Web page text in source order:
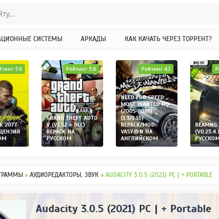
СИСТЕМЫ АРКАДЫ КАК КАЧАТЬ ЧЕРЕЗ ТОРРЕНТ?
2077
3.6
GRAND THEFT AUTO
V (V1.52 + DLC)
REPACK НА
РУССКОМ
Рейтинг 3.8
NEED FOR SPEED:
MOST WANTED HQ
(2005-2020)
(1.3/1.16)
REPACK/MOD
VASY@N НА
АНГЛИЙСКОМ
Рейтинг 4.1
» АУДИОРЕДАКТОРЫ, ЗВУК» AUDACITY 3.0.5 (2021) PC | + PORTABLE
Audacity 3.0.5 (2021) PC | + Portable